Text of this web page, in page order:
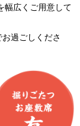
幅広くご用意して
過ごしくださ